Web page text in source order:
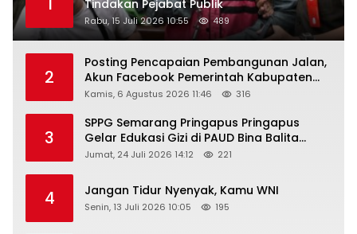
Tindakan Pejabat Publik
Rabu, 15 Juli 2026 10:55 489
2
Posting Pencapaian Pembangunan Jalan,
Akun Facebook Pemerintah Kabupaten
Rembang “Dirujak” Warganet
Kamis, 6 Agustus 2026 11:46 316
3
SPPG Semarang Pringapus Pringapus
Gelar Edukasi Gizi di PAUD Bina Balita
Peringati Hari Anak Nasional 2026
Jumat, 24 Juli 2026 14:12 221
4 Jangan Tidur Nyenyak, Kamu WNI
Senin, 13 Juli 2026 10:05 195